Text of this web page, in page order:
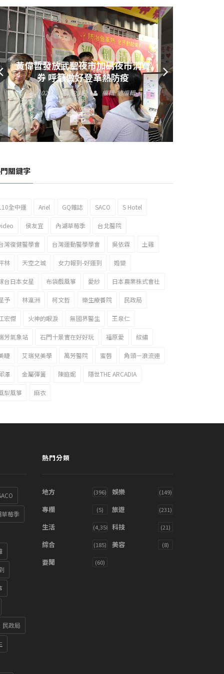
黃偉哲發放武聖夜市加碼夜市消費
券 呼籲做好登革熱防疫
2023 年 9 月 23 日 編輯:總編輯
關鍵字
全中運 Ariel GQ雜誌 SACO S Hotel
侯友宜 內湖草莓季 台北醫院
灣復健醫學會 台灣運動醫學學會 吳依霖 土雞
林 天空之城 女力報到-好運到 婚變
台日本女星 布袋戲風箏 愛紗 日本農業株式會社
予 林瀛洲 柯文哲 樂生療養院 民政局
宏傑 火神的眼淚 無國界醫生 王泉仁
芳氣象站 石門十景實在好好玩 福原愛 紋繡
睫 艾瑞兒美學 萬芳醫院 蜜唇 角頭－浪流連
澤 金屬彈簧 陳庭妮 隱世THE ARCADIA
梨風箏 麻衣
草莓季
民政局
熱門分類
地方 (396) 娛樂 (149)
專欄 (5) 旅遊 (231)
生活 (4,358) 科技 (21)
綜合 (185) 美容 (8)
要聞 (60)